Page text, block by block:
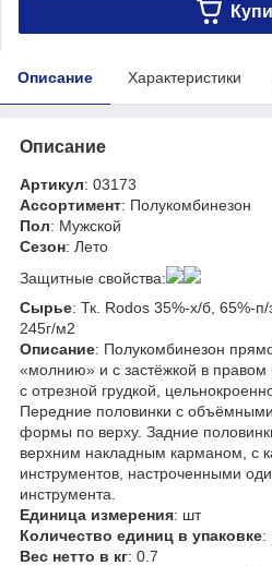
Описание Характеристики
Описание
Артикул: 03173
Ассортимент: Полукомбинезон
Пол: Мужской
Сезон: Лето
Защитные свойства:
Сырье: Тк. Rodos 35%-х/б, 65%-
245г/м2
Описание: Полукомбинезон
«молнию» и с застёжкой в правом
с отрезной грудкой,
Передние половинки с
формы по верху. Задние
верхним накладным карманом, с
инструментов, настроченными
инструмента.
Единица измерения: шт
Количество единиц в упаковке:
Вес нетто в кг: 0.7